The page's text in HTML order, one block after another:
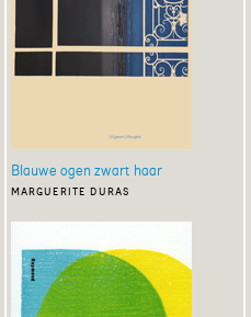
Blauwe ogen zwart haar
marguerite duras